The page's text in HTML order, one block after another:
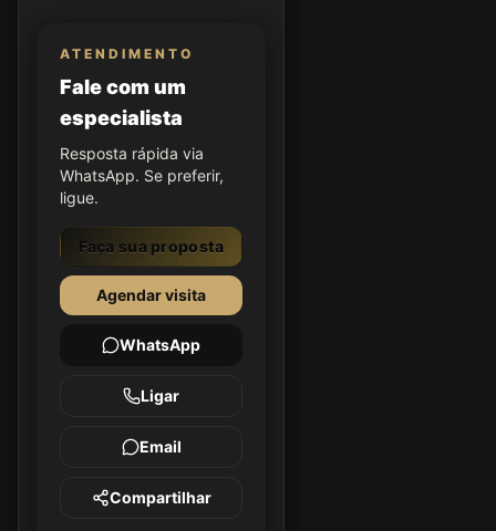
ATENDIMENTO
Fale com um
especialista
Resposta rápida via
WhatsApp. Se preferir,
ligue.
Faça sua proposta
Agendar visita
WhatsApp
Ligar
Email
Compartilhar